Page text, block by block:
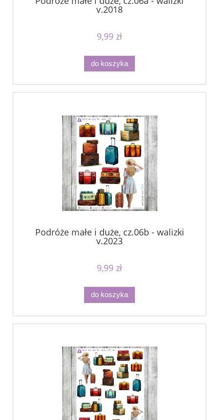
v.2018
9,99 zł
do koszyka
Podróże małe i duże, cz.06b - walizki
v.2023
9,99 zł
do koszyka